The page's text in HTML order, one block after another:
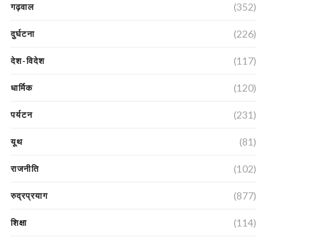
गढ़वाल (352)
दुर्घटना (226)
देश-विदेश (117)
धार्मिक (120)
पर्यटन (231)
यूथ (81)
राजनीति (102)
रुद्रप्रयाग (877)
शिक्षा (114)